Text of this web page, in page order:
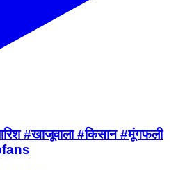
#खाजूवाला #किसान #मूंगफली